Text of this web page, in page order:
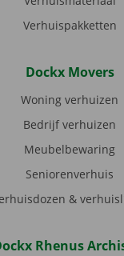
Verhuispakketten
Dockx Movers
Woning verhuizen
Bedrijf verhuizen
Meubelbewaring
Seniorenverhuis
&
Rhenus